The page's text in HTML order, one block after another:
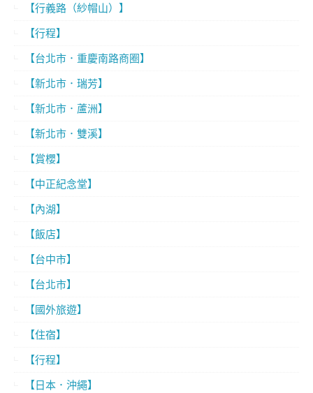
【行義路（紗帽山）】
【行程】
【台北市．重慶南路商圈】
【新北市．瑞芳】
【新北市．蘆洲】
【新北市．雙溪】
【賞櫻】
【中正紀念堂】
【內湖】
【飯店】
【台中市】
【台北市】
【國外旅遊】
【住宿】
【行程】
【日本．沖繩】